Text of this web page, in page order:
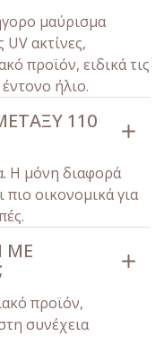
μαύρισμα
UV ακτίνες,
προϊόν, ειδικά τις
ήλιο.
110
Η μόνη διαφορά
πιο οικονομικά για
ΜΕ
προϊόν,
συνέχεια